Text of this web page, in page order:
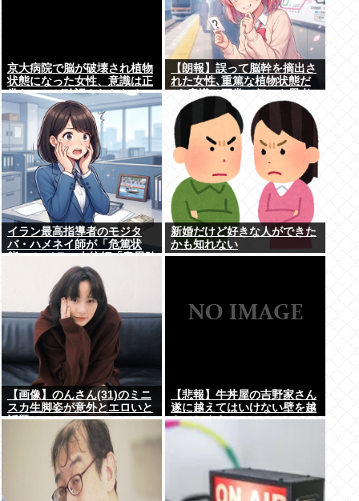
京大病院で脳が破壊され植物
状態になった女性、意識は正
常なことが確認されおわる
【朗報】誤って脳幹を摘出さ
れた女性､重篤な植物状態だ
が､意識は正常で何かを思考
していると判明
イラン最高指導者のモジタ
バ・ハメネイ師が「危篤状
態」？ イラン大統領「意思疎
通はかなり難しい」
新婚だけど好きな人ができた
かも知れない
【画像】のんさん(31)のミニ
スカ生脚姿が意外とエロいと
話題
【悲報】牛丼屋の吉野家さん
遂に越えてはいけない壁を越
えてしまう…